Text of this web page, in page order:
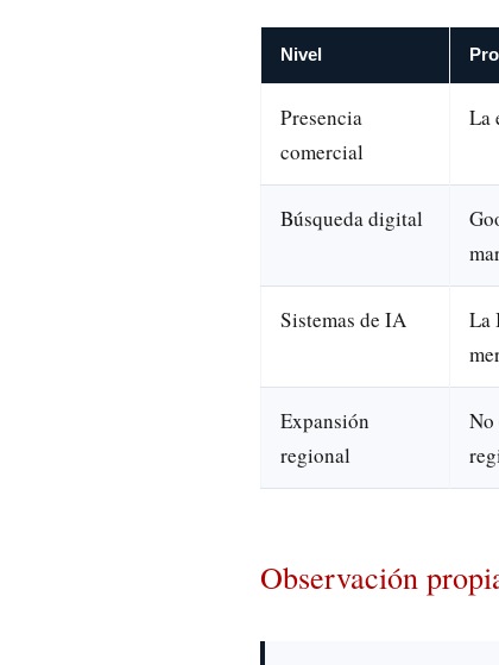
Nivel
Presencia
comercial
La
Búsqueda digital
Sistemas de IA
La
Expansión
regional
No
Observación